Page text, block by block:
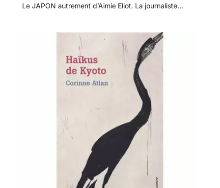
Le JAPON autrement d’Aimie Eliot. La journaliste...